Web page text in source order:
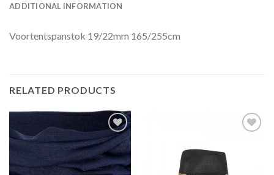
ADDITIONAL INFORMATION
Voortentspanstok 19/22mm 165/255cm
RELATED PRODUCTS
Toevoegen
aan
verlanglijst
verlanglijst